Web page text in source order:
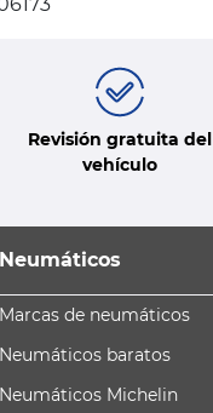
Revisión gratuita del
vehículo
Neumáticos
Marcas de neumáticos
Neumáticos baratos
Neumáticos Michelin